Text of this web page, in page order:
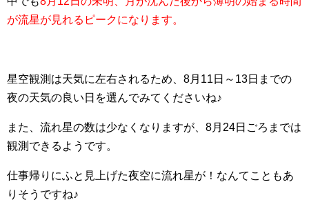
が流星が見れるピークになります。
星空観測は天気に左右されるため、8月11日～13日までの
夜の天気の良い日を選んでみてくださいね♪
また、流れ星の数は少なくなりますが、8月24日ごろまでは
観測できるようです。
仕事帰りにふと見上げた夜空に流れ星が！なんてこともあ
りそうですね♪